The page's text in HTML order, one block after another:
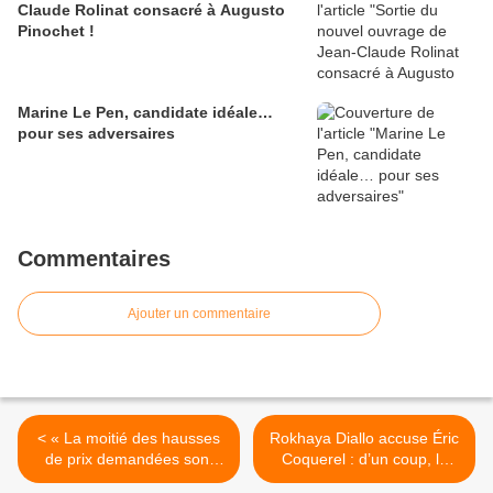
Claude Rolinat consacré à Augusto
Pinochet !
Marine Le Pen, candidate idéale…
pour ses adversaires
Commentaires
Ajouter un commentaire
< « La moitié des hausses
de prix demandées sont
suspectes », Michel-
Rokhaya Diallo accuse Éric
Coquerel : d’un coup, le
hashtag #OnVousCroit